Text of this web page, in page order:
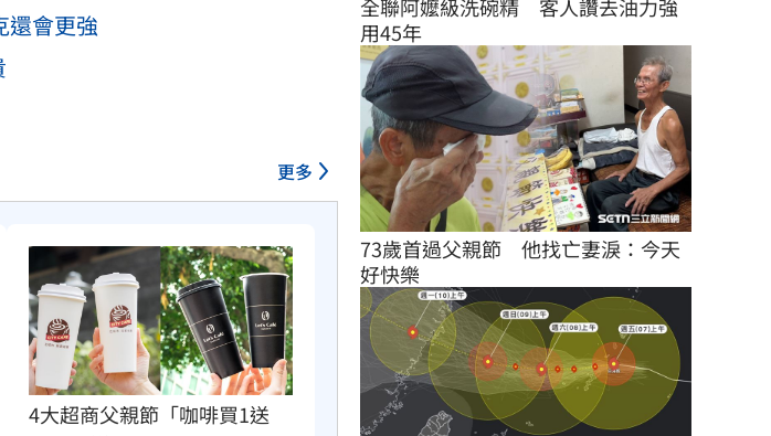
會更強
更多
4大超商父親節「咖啡買1送
全聯阿嬤級洗碗精　客人讚去油力強
用45年
73歲首過父親節　他找亡妻淚：今天
好快樂